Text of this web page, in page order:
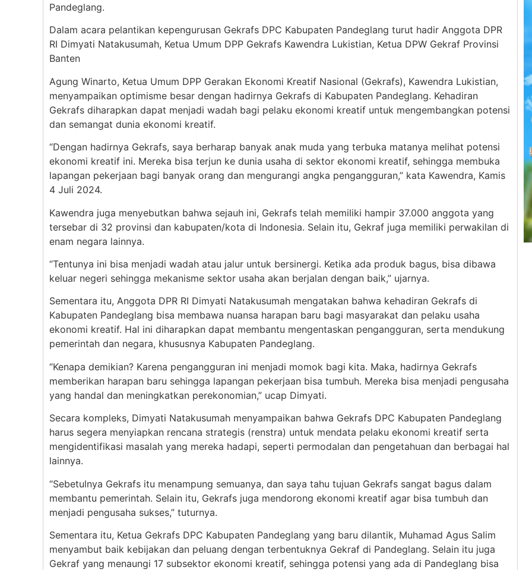
Pandeglang.
Dalam acara pelantikan kepengurusan Gekrafs DPC Kabupaten Pandeglang turut hadir Anggota DPR
RI Dimyati Natakusumah, Ketua Umum DPP Gekrafs Kawendra Lukistian, Ketua DPW Gekraf Provinsi
Banten
Agung Winarto, Ketua Umum DPP Gerakan Ekonomi Kreatif Nasional (Gekrafs), Kawendra Lukistian,
menyampaikan optimisme besar dengan hadirnya Gekrafs di Kabupaten Pandeglang. Kehadiran
Gekrafs diharapkan dapat menjadi wadah bagi pelaku ekonomi kreatif untuk mengembangkan potensi
dan semangat dunia ekonomi kreatif.
“Dengan hadirnya Gekrafs, saya berharap banyak anak muda yang terbuka matanya melihat potensi
ekonomi kreatif ini. Mereka bisa terjun ke dunia usaha di sektor ekonomi kreatif, sehingga membuka
lapangan pekerjaan bagi banyak orang dan mengurangi angka pengangguran,” kata Kawendra, Kamis
4 Juli 2024.
Kawendra juga menyebutkan bahwa sejauh ini, Gekrafs telah memiliki hampir 37.000 anggota yang
tersebar di 32 provinsi dan kabupaten/kota di Indonesia. Selain itu, Gekraf juga memiliki perwakilan di
enam negara lainnya.
“Tentunya ini bisa menjadi wadah atau jalur untuk bersinergi. Ketika ada produk bagus, bisa dibawa
keluar negeri sehingga mekanisme sektor usaha akan berjalan dengan baik,” ujarnya.
Sementara itu, Anggota DPR RI Dimyati Natakusumah mengatakan bahwa kehadiran Gekrafs di
Kabupaten Pandeglang bisa membawa nuansa harapan baru bagi masyarakat dan pelaku usaha
ekonomi kreatif. Hal ini diharapkan dapat membantu mengentaskan pengangguran, serta mendukung
pemerintah dan negara, khususnya Kabupaten Pandeglang.
“Kenapa demikian? Karena pengangguran ini menjadi momok bagi kita. Maka, hadirnya Gekrafs
memberikan harapan baru sehingga lapangan pekerjaan bisa tumbuh. Mereka bisa menjadi pengusaha
yang handal dan meningkatkan perekonomian,” ucap Dimyati.
Secara kompleks, Dimyati Natakusumah menyampaikan bahwa Gekrafs DPC Kabupaten Pandeglang
harus segera menyiapkan rencana strategis (renstra) untuk mendata pelaku ekonomi kreatif serta
mengidentifikasi masalah yang mereka hadapi, seperti permodalan dan pengetahuan dan berbagai hal
lainnya.
“Sebetulnya Gekrafs itu menampung semuanya, dan saya tahu tujuan Gekrafs sangat bagus dalam
membantu pemerintah. Selain itu, Gekrafs juga mendorong ekonomi kreatif agar bisa tumbuh dan
menjadi pengusaha sukses,” tuturnya.
Sementara itu, Ketua Gekrafs DPC Kabupaten Pandeglang yang baru dilantik, Muhamad Agus Salim
menyambut baik kebijakan dan peluang dengan terbentuknya Gekraf di Pandeglang. Selain itu juga
Gekraf yang menaungi 17 subsektor ekonomi kreatif, sehingga potensi yang ada di Pandeglang bisa